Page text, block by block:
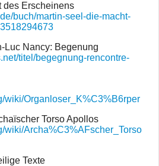
des Erscheinens
buch/martin-seel-die-macht-
Luc Nancy: Begenung
titel/begegnung-rencontre-
wiki/Organloser_K%C3%B6rper
Torso Apollos
wiki/Archa%C3%AFscher_Torso
Texte